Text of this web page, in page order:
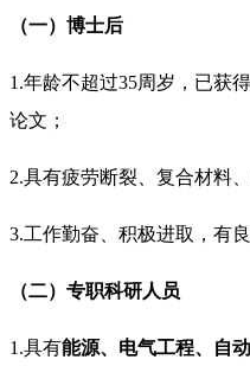
（一）博士后
1.年龄不超过35周岁，已获
论文；
2.具有疲劳断裂、复合材料
3.工作勤奋、积极进取，有
（二）专职科研人员
1.具有能源、电气工程、自